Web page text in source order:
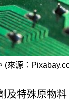
(來源：
及特殊原物